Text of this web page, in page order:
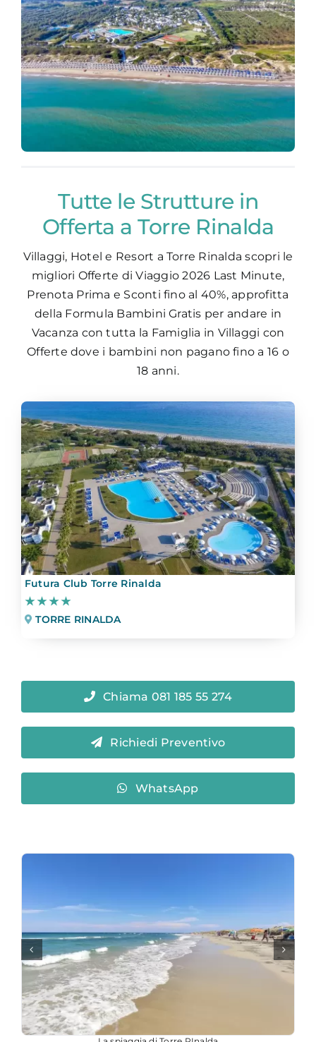
Tutte le Strutture in
Offerta a Torre Rinalda
Villaggi, Hotel e Resort a Torre Rinalda scopri le
migliori Offerte di Viaggio2026 Last Minute,
Prenota Prima e Sconti fino al 40%, approfitta
della Formula Bambini Gratis per andare in
Vacanza con tutta la Famiglia in Villaggi con
Offerte dove i bambini non pagano fino a 16 o
18 anni.
Futura Club Torre Rinalda
★★★★
TORRE RINALDA
Chiama 081 185 55 274
Richiedi Preventivo
WhatsApp